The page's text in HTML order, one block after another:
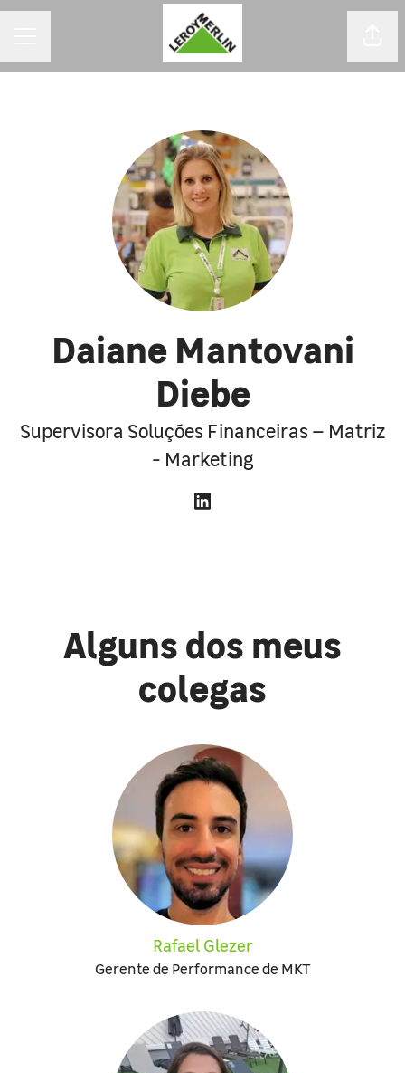
Daiane Mantovani
Diebe
Supervisora Soluções Financeiras – Matriz
- Marketing
Alguns dos meus
colegas
Rafael Glezer
Gerente de Performance de MKT